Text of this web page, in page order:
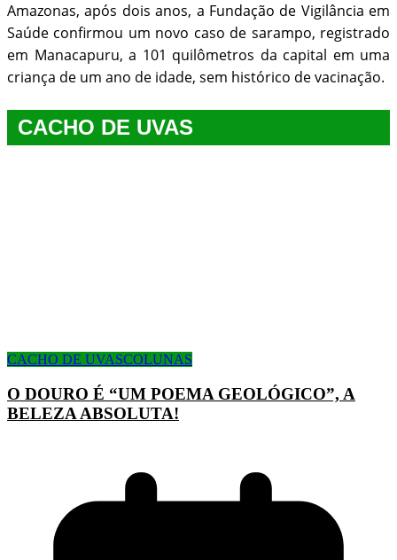
Amazonas, após dois anos, a Fundação de Vigilância em
Saúde confirmou um novo caso de sarampo, registrado
em Manacapuru, a 101 quilômetros da capital em uma
criança de um ano de idade, sem histórico de vacinação.
CACHO DE UVAS
CACHO DE UVASCOLUNAS
O DOURO É “UM POEMA GEOLÓGICO”, A
BELEZA ABSOLUTA!